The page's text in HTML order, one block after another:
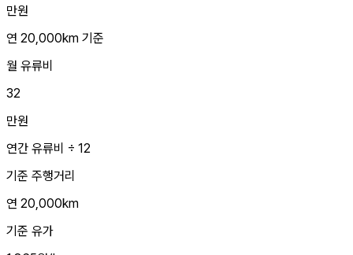
만원
연 20,000km 기준
월 유류비
32
만원
연간 유류비 ÷ 12
기준 주행거리
연 20,000km
기준 유가